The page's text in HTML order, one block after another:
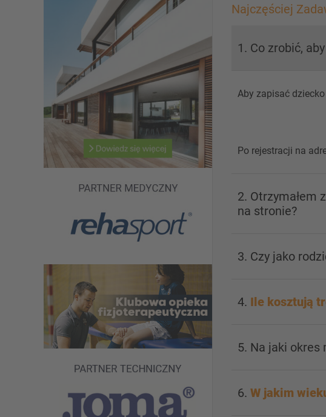
Najczęściej
1. Co zrobić, aby
Aby zapisać
Po rejestracji na
2. Otrzymałem
na stronie?
3. Czy jako
4. Ile kosztują
5. Na jaki okres
6. W jakim